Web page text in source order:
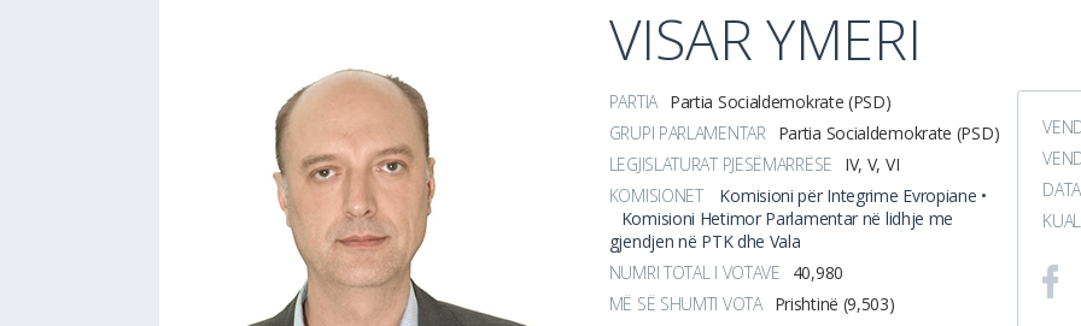
VISAR YMERI
PARTIA Partia Socialdemokrate (PSD)
GRUPI PARLAMENTAR
Partia Socialdemokrate (PSD)
LEGJISLATURAT PJESËMARRËSE
IV, V, VI
KOMISIONET
Komisioni për Integrime Evropiane •
Komisioni Hetimor Parlamentar në lidhje me
gjendjen në PTK dhe Vala
NUMRI TOTAL I VOTAVE
40,980
MË SË SHUMTI VOTA Prishtinë (9,503)